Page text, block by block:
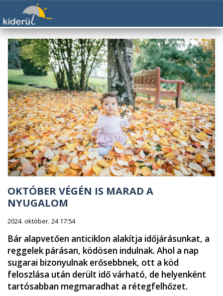
OKTÓBER VÉGÉN IS MARAD A
NYUGALOM
2024. október. 24 17:54
Bár alapvetően anticiklon alakítja időjárásunkat, a
reggelek párásan, ködösen indulnak. Ahol a nap
sugarai bizonyulnak erősebbnek, ott a köd
feloszlása után derült idő várható, de helyenként
tartósabban megmaradhat a rétegfelhőzet.